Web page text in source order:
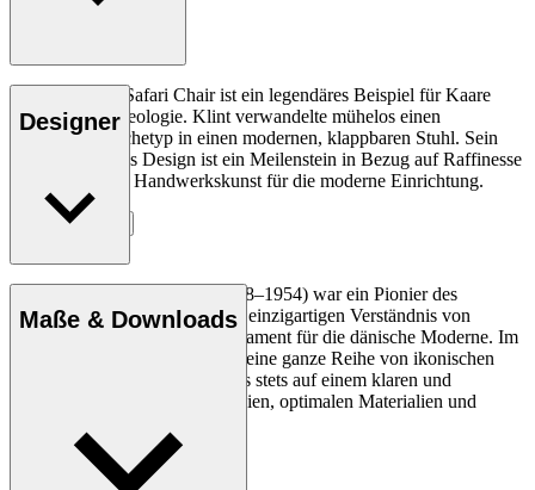
Der KK47000 Safari Chair ist ein legendäres Beispiel für Kaare
Klints Designideologie. Klint verwandelte mühelos einen
historischen Archetyp in einen modernen, klappbaren Stuhl. Sein
gut durchdachtes Design ist ein Meilenstein in Bezug auf Raffinesse
und erstklassige Handwerkskunst für die moderne Einrichtung.
Entdecke mehr
Designer
Der Architekt Kaare Klint (1888–1954) war ein Pionier des
dänischen Designs. Mit seinem einzigartigen Verständnis von
Proportionen schuf er das Fundament für die dänische Moderne. Im
Laufe seiner Karriere, in der er eine ganze Reihe von ikonischen
Designs entwarf, lag sein Fokus stets auf einem klaren und
logischen Design, sauberen Linien, optimalen Materialien und
Profil Kaare Klint
Maße & Downloads